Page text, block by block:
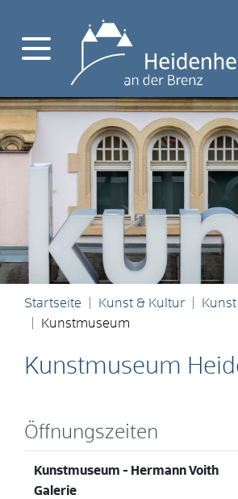
Startseite Kunst & Kultur
Kunstmuseum
Kunstmuseum
Öffnungszeiten
Kunstmuseum - Hermann Voith
Galerie